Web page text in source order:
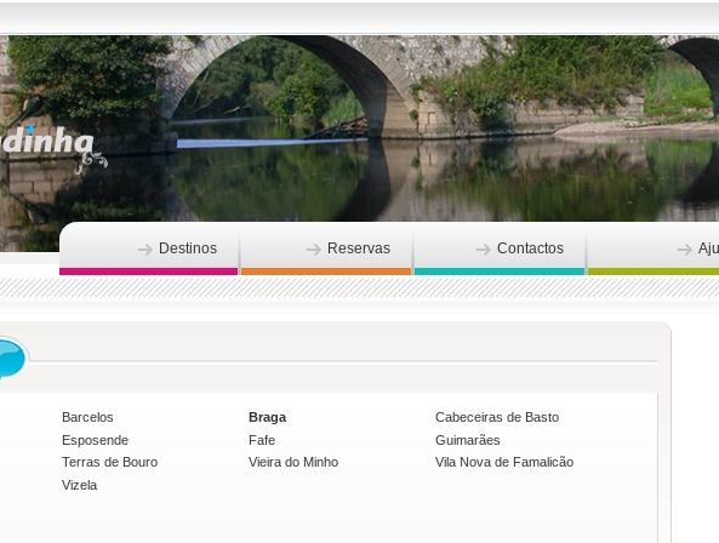
Destinos Reservas Contactos
Barcelos Braga
Cabeceiras de Basto
Esposende Fafe
Guimarães
Terras de Bouro Vieira do Minho
Vila Nova de Famalicão
Vizela